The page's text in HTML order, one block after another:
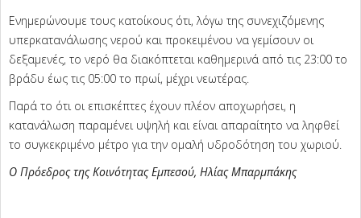
Ενημερώνουμε τους κατοίκους ότι, λόγω της συνεχιζόμενης
υπερκατανάλωσης νερού και προκειμένου να γεμίσουν οι
δεξαμενές, το νερό θα διακόπτεται καθημερινά από τις 23:00 το
βράδυ έως τις 05:00 το πρωί, μέχρι νεωτέρας.
Παρά το ότι οι επισκέπτες έχουν πλέον αποχωρήσει, η
κατανάλωση παραμένει υψηλή και είναι απαραίτητο να ληφθεί
το συγκεκριμένο μέτρο για την ομαλή υδροδότηση του χωριού.
Ο Πρόεδρος της Κοινότητας Εμπεσού, Ηλίας Μπαρμπάκης